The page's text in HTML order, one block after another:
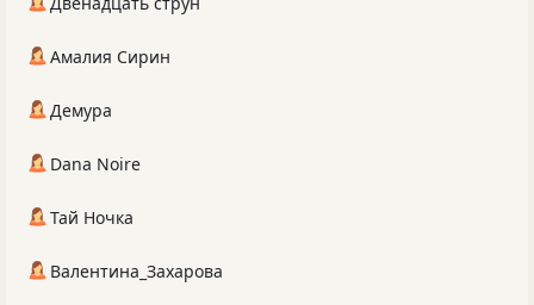
Амалия Сирин
Демура
Dana Noire
Тай Ночка
Валентина_Захарова